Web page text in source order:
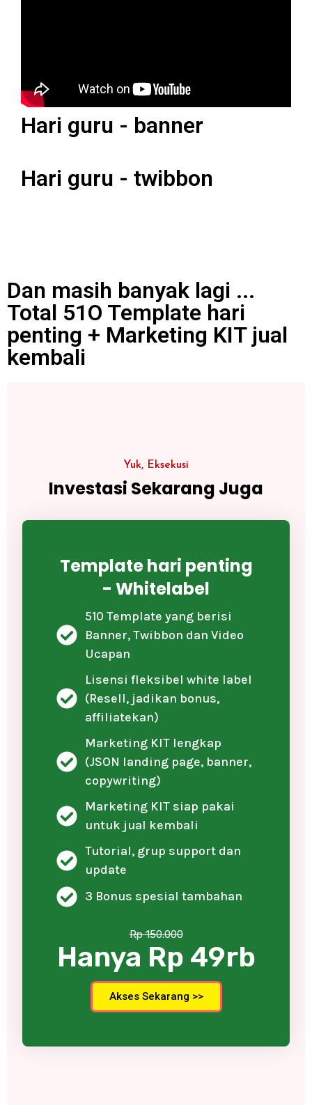
Hari guru - banner
Hari guru - twibbon
Dan masih banyak lagi ...
Total 51O Template hari
penting + Marketing KIT jual
kembali
Yuk, Eksekusi
Investasi Sekarang Juga
Template hari penting
- Whitelabel
510 Template yang berisi
Banner, Twibbon dan Video
Ucapan
Lisensi fleksibel white label
(Resell, jadikan bonus,
affiliatekan)
Marketing KIT lengkap
(JSON landing page, banner,
copywriting)
Marketing KIT siap pakai
untuk jual kembali
Tutorial, grup support dan
update
3 Bonus spesial tambahan
Rp 150.000
Hanya Rp 49rb
Akses Sekarang >>